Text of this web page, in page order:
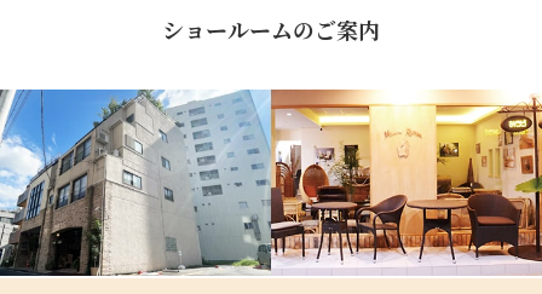
ショールームのご案内